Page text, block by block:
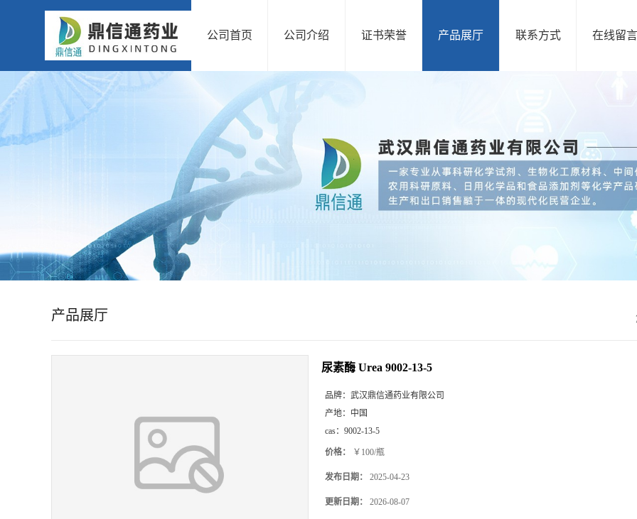
公司首页 公司介绍 证书荣誉 产品展厅 联系方式 在线留言
产品展厅
尿素酶 Urea 9002-13-5
品牌： 武汉鼎信通药业有限公司
产地： 中国
cas： 9002-13-5
价格： ￥100/瓶
发布日期： 2025-04-23
更新日期： 2026-08-07